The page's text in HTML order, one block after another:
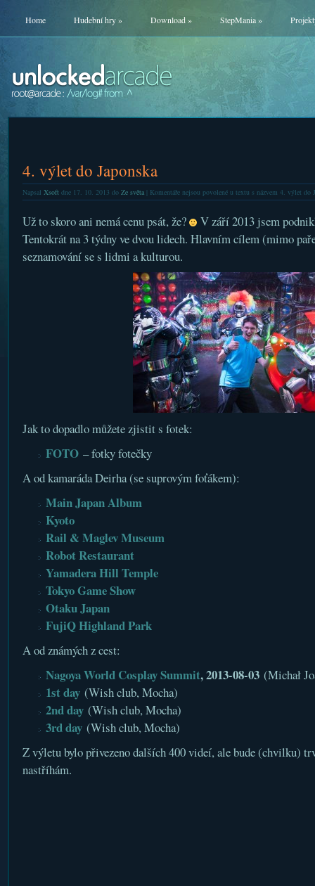
Home Hudební hry» Download» StepMania»
4. výlet do Japonska
Napsal Xsoftdne 17. 10. 2013 do Ze světa| Komentáře nejsou povolenéu textu s názvem 4. výlet do
Už to skoro ani nemá cenu psát, že?
V září 2013 jsem
Tentokrát na 3 týdny ve dvou lidech. Hlavním cílem (mimo
seznamování se s lidmi a kulturou.
Jak to dopadlo můžete zjistit s fotek:
FOTO– fotky fotečky
A od kamaráda Deirha (se suprovým foťákem):
Main Japan Album
Kyoto
Rail & Maglev Museum
Robot Restaurant
Yamadera Hill Temple
Tokyo Game Show
Otaku Japan
FujiQ Highland Park
A od známých z cest:
Nagoya World Cosplay Summit, 2013-08-03(Michał
1st day(Wish club, Mocha)
2nd day(Wish club, Mocha)
3rd day(Wish club, Mocha)
Z výletu bylo přivezeno dalších 400 videí, ale bude (chvilku)
nastříhám.